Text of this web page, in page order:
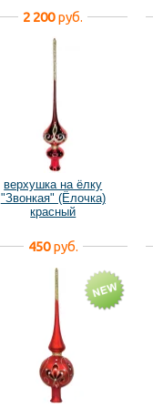
2 200руб.
верхушка на ёлку
"Звонкая" (Ёлочка)
красный
450руб.